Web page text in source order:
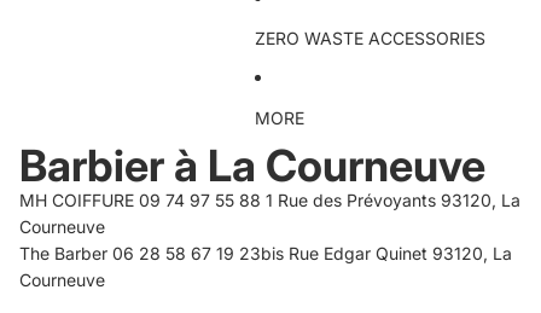
ZERO WASTE ACCESSORIES
MORE
Barbier à La Courneuve
MH COIFFURE 09 74 97 55 88 1 Rue des Prévoyants 93120, La
Courneuve
The Barber 06 28 58 67 19 23bis Rue Edgar Quinet 93120, La
Courneuve